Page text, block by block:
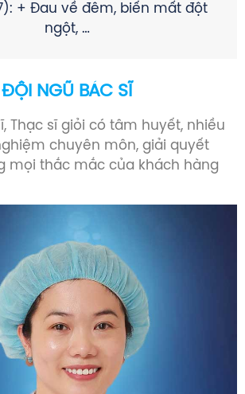
+ Đau về đêm, biến mất đột
ngột, …
ĐỘI NGŨ BÁC SĨ
Thạc sĩ giỏi có tâm huyết, nhiều
chuyên môn, giải quyết
mọi thắc mắc của khách hàng